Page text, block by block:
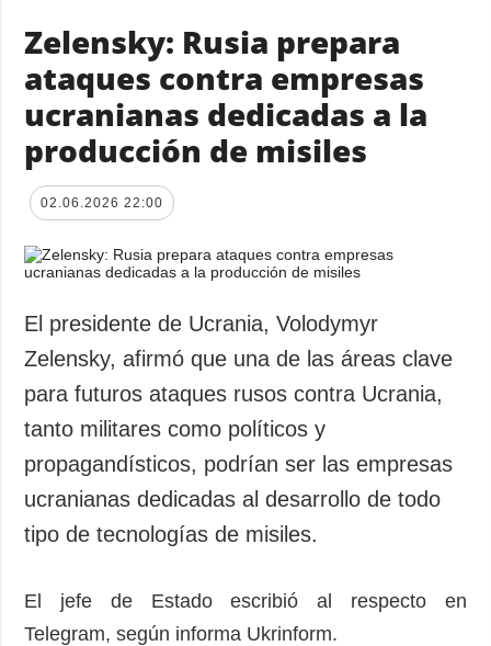
Zelensky: Rusia prepara
ataques contra empresas
ucranianas dedicadas a la
producción de misiles
02.06.2026 22:00
El presidente de Ucrania, Volodymyr
Zelensky, afirmó que una de las áreas clave
para futuros ataques rusos contra Ucrania,
tanto militares como políticos y
propagandísticos, podrían ser las empresas
ucranianas dedicadas al desarrollo de todo
tipo de tecnologías de misiles.
El jefe de Estado escribió al respecto en
Telegram, según informa Ukrinform.